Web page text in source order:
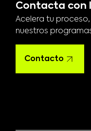
Contacta con
Acelera tu
nuestros
Contacto